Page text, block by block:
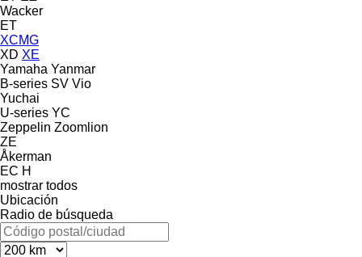
Wacker
ET
XCMG
XD XE
Yamaha Yanmar
B-series SV Vio
Yuchai
U-series YC
Zeppelin Zoomlion
ZE
Åkerman
EC H
mostrar todos
Ubicación
Radio de búsqueda